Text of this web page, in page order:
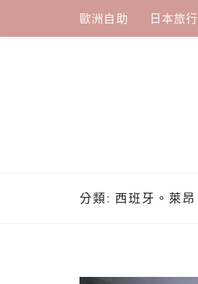
content
歐洲自助 日本旅行
分類: 西班牙。萊昂